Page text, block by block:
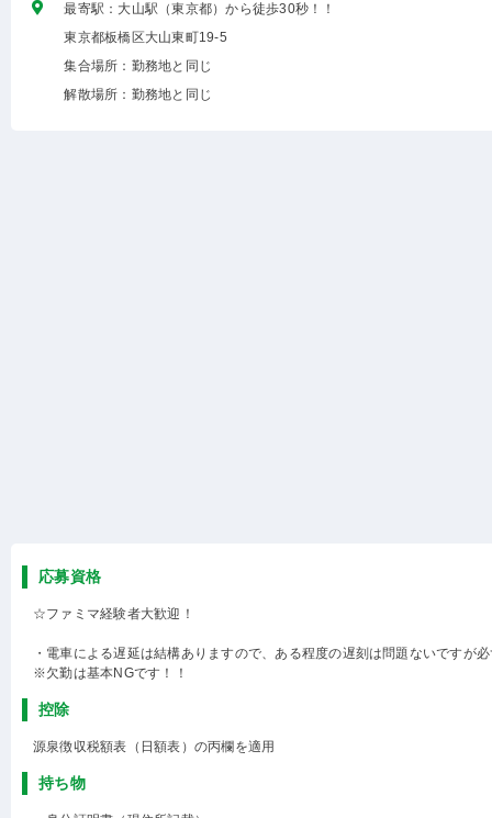
最寄駅：大山駅（東京都）から徒歩30秒！！
東京都板橋区大山東町19-5
集合場所：勤務地と同じ
解散場所：勤務地と同じ
応募資格
☆ファミマ経験者大歓迎！
・電車による遅延は結構ありますので、ある程度の遅刻は問題ないですが
※欠勤は基本NGです！！
控除
源泉徴収税額表（日額表）の丙欄を適用
持ち物